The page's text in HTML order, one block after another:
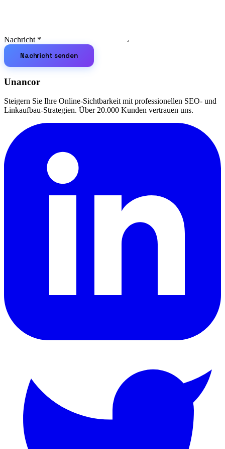
Nachricht *
Nachricht senden
Unancor
Steigern Sie Ihre Online-Sichtbarkeit mit professionellen SEO- und
Linkaufbau-Strategien. Über 20.000 Kunden vertrauen uns.